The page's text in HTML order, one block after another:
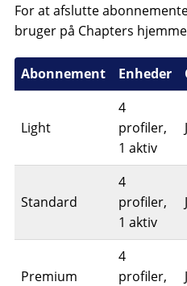
For at afslutte
bruger på Chapters
Abonnement Enheder
Light
4
profiler,
1 aktiv
Standard
4
profiler,
1 aktiv
Premium
4
profiler,